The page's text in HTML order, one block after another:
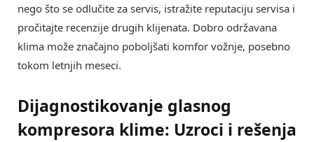
nego što se odlučite za servis, istražite reputaciju servisa i
pročitajte recenzije drugih klijenata. Dobro održavana
klima može značajno poboljšati komfor vožnje, posebno
tokom letnjih meseci.
Dijagnostikovanje glasnog
kompresora klime: Uzroci i rešenja